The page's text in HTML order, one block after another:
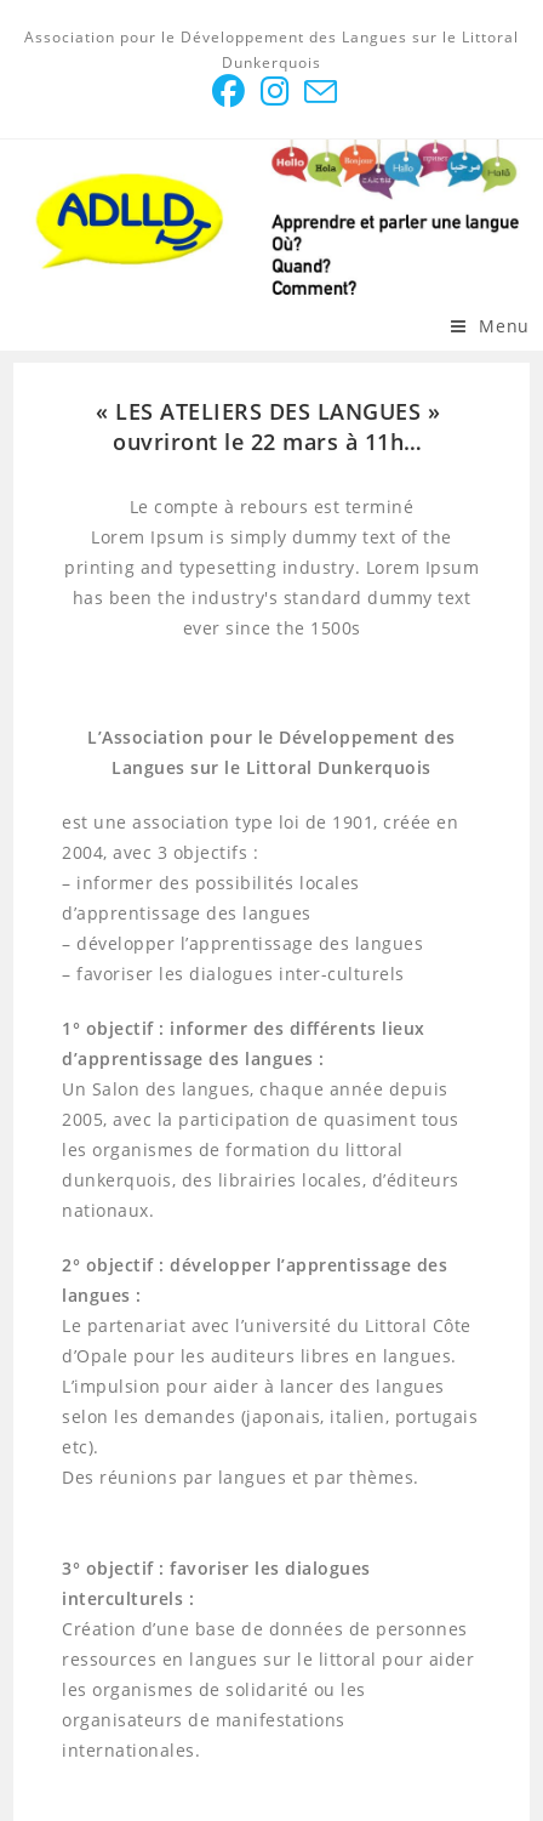
Association pour le Développement des Langues sur le Littoral
Dunkerquois
Menu
« LES ATELIERS DES LANGUES »
ouvriront le 22 mars à 11h…
Le compte à rebours est terminé
Lorem Ipsum is simply dummy text of the
printing and typesetting industry. Lorem Ipsum
has been the industry's standard dummy text
ever since the 1500s
L’Association pour le Développement des
Langues sur le Littoral Dunkerquois
est une association type loi de 1901, créée en
2004, avec 3 objectifs :
– informer des possibilités locales
d’apprentissage des langues
– développer l’apprentissage des langues
– favoriser les dialogues inter-culturels
1° objectif : informer des différents lieux
d’apprentissage des langues :
Un Salon des langues, chaque année depuis
2005, avec la participation de quasiment tous
les organismes de formation du littoral
dunkerquois, des librairies locales, d’éditeurs
nationaux.
2° objectif : développer l’apprentissage des
langues :
Le partenariat avec l’université du Littoral Côte
d’Opale pour les auditeurs libres en langues.
L’impulsion pour aider à lancer des langues
selon les demandes (japonais, italien, portugais
etc).
Des réunions par langues et par thèmes.
3° objectif : favoriser les dialogues
interculturels :
Création d’une base de données de personnes
ressources en langues sur le littoral pour aider
les organismes de solidarité ou les
organisateurs de manifestations
internationales.